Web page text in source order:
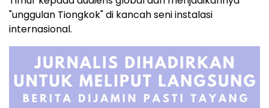
"unggulan Tiongkok" di kancah seni instalasi
internasional.